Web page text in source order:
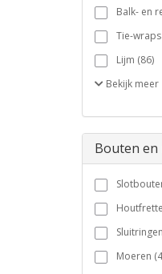
Balk- en
Tie-
Lijm (86)
Bekijk meer
Bouten en
Moeren